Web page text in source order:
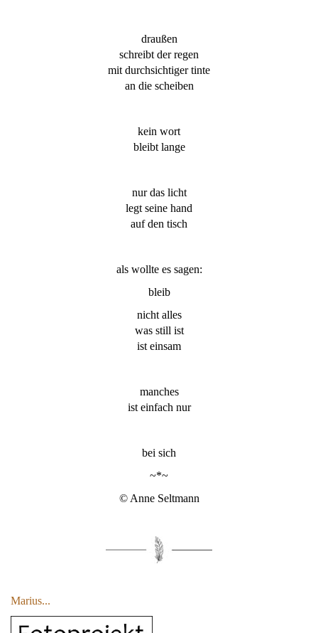
draußen
schreibt der regen
mit durchsichtiger tinte
an die scheiben
kein wort
bleibt lange
nur das licht
legt seine hand
auf den tisch
als wollte es sagen:
bleib
nicht alles
was still ist
ist einsam
manches
ist einfach nur
bei sich
~*~
© Anne Seltmann
Marius...